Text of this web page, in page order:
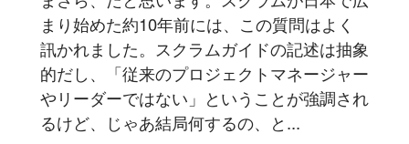
まり始めた約10年前には、この質問はよく
訊かれました。スクラムガイドの記述は抽象
的だし、「従来のプロジェクトマネージャー
やリーダーではない」ということが強調され
るけど、じゃあ結局何するの、と...